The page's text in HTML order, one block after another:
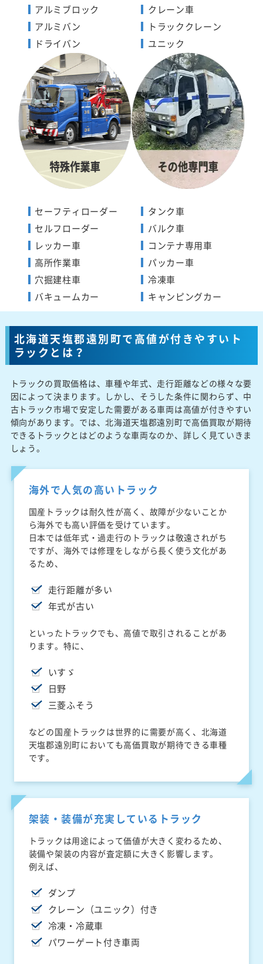
アルミブロック
アルミバン
ドライバン
クレーン車
トラッククレーン
ユニック
セーフティローダー
セルフローダー
レッカー車
高所作業車
穴掘建柱車
バキュームカー
タンク車
バルク車
コンテナ専用車
パッカー車
冷凍車
キャンピングカー
北海道天塩郡遠別町で高値が付きやすいト
ラックとは？
トラックの買取価格は、車種や年式、走行距離などの様々な要
因によって決まります。しかし、そうした条件に関わらず、中
古トラック市場で安定した需要がある車両は高値が付きやすい
傾向があります。では、北海道天塩郡遠別町で高価買取が期待
できるトラックとはどのような車両なのか、詳しく見ていきま
しょう。
海外で人気の高いトラック
国産トラックは耐久性が高く、故障が少ないことか
ら海外でも高い評価を受けています。
日本では低年式・過走行のトラックは敬遠されがち
ですが、海外では修理をしながら長く使う文化があ
るため、
走行距離が多い
年式が古い
といったトラックでも、高値で取引されることがあ
ります。特に、
いすゞ
日野
三菱ふそう
などの国産トラックは世界的に需要が高く、北海道
天塩郡遠別町においても高価買取が期待できる車種
です。
架装・装備が充実しているトラック
トラックは用途によって価値が大きく変わるため、
装備や架装の内容が査定額に大きく影響します。
例えば、
ダンプ
クレーン（ユニック）付き
冷凍・冷蔵車
パワーゲート付き車両